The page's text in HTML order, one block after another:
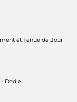
et Tenue de Jour
Dodie